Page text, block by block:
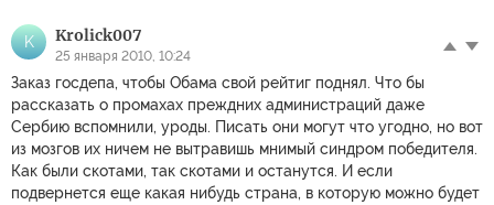
K Krolick007
25 января 2010, 10:24
Заказ госдепа, чтобы Обама свой рейтиг поднял. Что бы
рассказать о промахах преждних администраций даже
Сербию вспомнили, уроды. Писать они могут что угодно, но вот
из мозгов их ничем не вытравишь мнимый синдром победителя.
Как были скотами, так скотами и останутся. И если
подвернется еще какая нибудь страна, в которую можно будет